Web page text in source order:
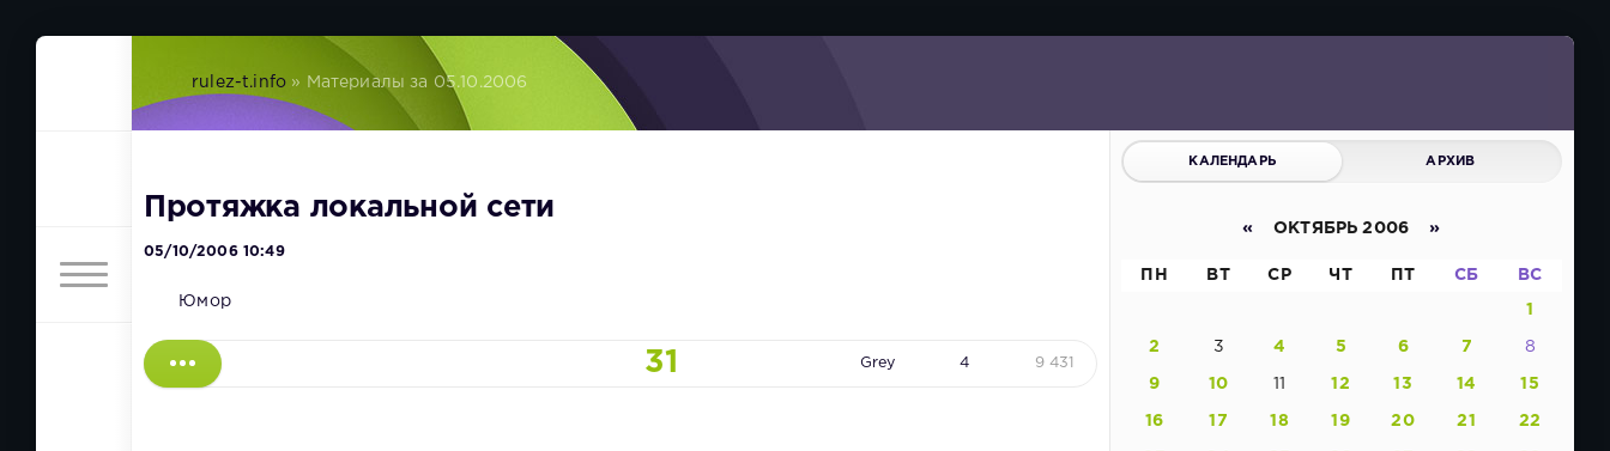
rulez-t.info » Материалы за 05.10.2006
Протяжка локальной сети
05/10/2006 10:49
Юмор
31 Grey 4 9 431
КАЛЕНДАРЬ АРХИВ
« ОКТЯБРЬ 2006 »
ПН ВТ СР ЧТ ПТ СБ ВС
1
2 3 4 5 6 7 8
9 10 11 12 13 14 15
16 17 18 19 20 21 22